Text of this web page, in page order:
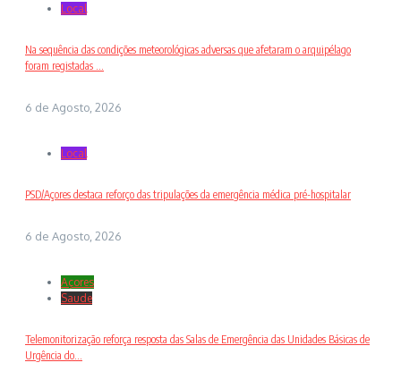
Local
Na sequência das condições meteorológicas adversas que afetaram o arquipélago
foram registadas ...
6 de Agosto, 2026
Local
PSD/Açores destaca reforço das tripulações da emergência médica pré-hospitalar
6 de Agosto, 2026
Açores
Saude
Telemonitorização reforça resposta das Salas de Emergência das Unidades Básicas de
Urgência do...